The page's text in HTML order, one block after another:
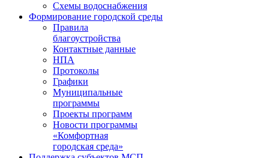
Схемы водоснабжения
Формирование городской среды
Правила
благоустройства
Контактные данные
НПА
Протоколы
Графики
Муниципальные
программы
Проекты программ
Новости программы
«Комфортная
городская среда»